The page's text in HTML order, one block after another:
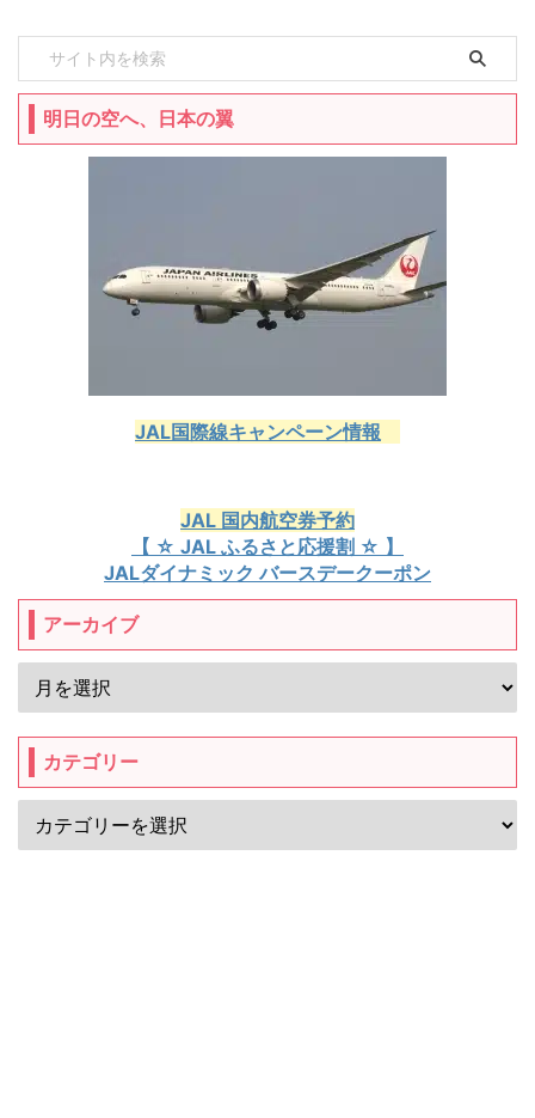
明日の空へ、日本の翼
JAL国際線キャンペーン情報
JAL 国内航空券予約
【 ☆ JAL ふるさと応援割 ☆ 】
JALダイナミック バースデークーポン
アーカイブ
カテゴリー